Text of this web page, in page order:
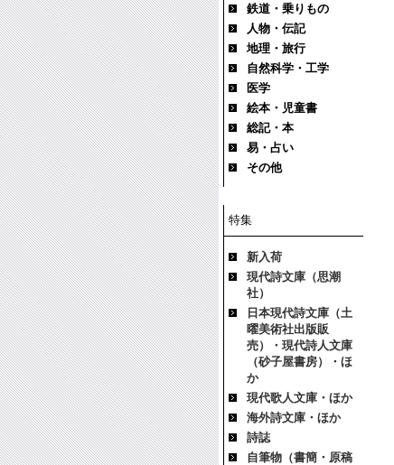
鉄道・乗りもの
人物・伝記
地理・旅行
自然科学・工学
医学
絵本・児童書
総記・本
易・占い
その他
特集
新入荷
現代詩文庫（思潮
社）
日本現代詩文庫（土
曜美術社出版販
売）・現代詩人文庫
（砂子屋書房）・ほ
か
現代歌人文庫・ほか
海外詩文庫・ほか
詩誌
自筆物（書簡・原稿